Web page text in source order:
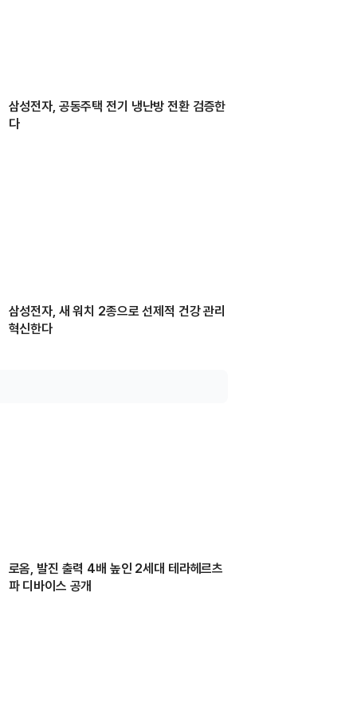
삼성전자, 공동주택 전기 냉난방 전환 검증한
다
삼성전자, 새 워치 2종으로 선제적 건강 관리
혁신한다
로옴, 발진 출력 4배 높인 2세대 테라헤르츠
파 디바이스 공개